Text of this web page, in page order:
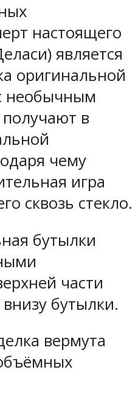
настоящего
является
оригинальной
необычным
в
чему
игра
сквозь стекло.
бутылки
части
бутылки.
вермута